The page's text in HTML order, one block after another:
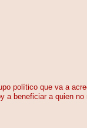
político que va a
beneficiar a quien no